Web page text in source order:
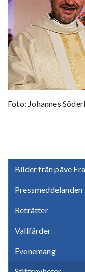
Bilder från påve
Pressmeddelanden
Reträtter
Vallfärder
Evenemang
Foto: Johannes